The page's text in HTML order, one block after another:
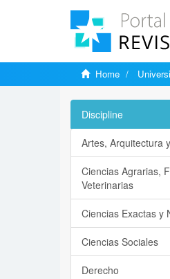
Home
Discipline
Artes, Arquitectura
Ciencias Agrarias,
Veterinarias
Ciencias Exactas y
Ciencias Sociales
Derecho